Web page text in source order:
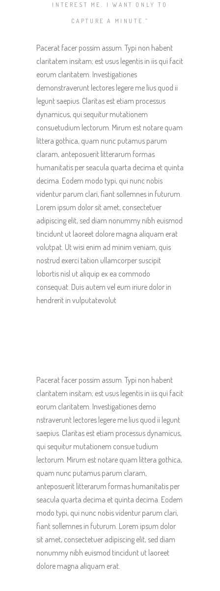
INTEREST ME. I WANT ONLY TO
CAPTURE A MINUTE.”
Pacerat facer possim assum. Typi non habent
claritatem insitam; est usus legentis in iis qui facit
eorum claritatem. Investigationes
demonstraverunt lectores legere me lius quod ii
legunt saepius. Claritas est etiam processus
dynamicus, qui sequitur mutationem
consuetudium lectorum. Mirum est notare quam
littera gothica, quam nunc putamus parum
claram, anteposuerit litterarum formas
humanitatis per seacula quarta decima et quinta
decima. Eodem modo typi, qui nunc nobis
videntur parum clari, fiant sollemnes in futurum.
Lorem ipsum dolor sit amet, consectetuer
adipiscing elit, sed diam nonummy nibh euismod
tincidunt ut laoreet dolore magna aliquam erat
volutpat. Ut wisi enim ad minim veniam, quis
nostrud exerci tation ullamcorper suscipit
lobortis nisl ut aliquip ex ea commodo
consequat. Duis autem vel eum iriure dolor in
hendrerit in vulputatevolut
Pacerat facer possim assum. Typi non habent
claritatem insitam; est usus legentis in iis qui facit
eorum claritatem. Investigationes demo
nstraverunt lectores legere me lius quod ii legunt
saepius. Claritas est etiam processus dynamicus,
qui sequitur mutationem consue tudium
lectorum. Mirum est notare quam littera gothica,
quam nunc putamus parum claram,
anteposuerit litterarum formas humanitatis per
seacula quarta decima et quinta decima. Eodem
modo typi, qui nunc nobis videntur parum clari,
fiant sollemnes in futurum. Lorem ipsum dolor
sit amet, consectetuer adipiscing elit, sed diam
nonummy nibh euismod tincidunt ut laoreet
dolore magna aliquam erat.